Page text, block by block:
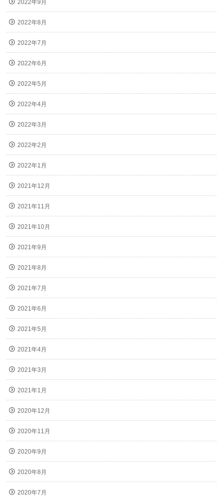
2022年9月
2022年8月
2022年7月
2022年6月
2022年5月
2022年4月
2022年3月
2022年2月
2022年1月
2021年12月
2021年11月
2021年10月
2021年9月
2021年8月
2021年7月
2021年6月
2021年5月
2021年4月
2021年3月
2021年1月
2020年12月
2020年11月
2020年9月
2020年8月
2020年7月